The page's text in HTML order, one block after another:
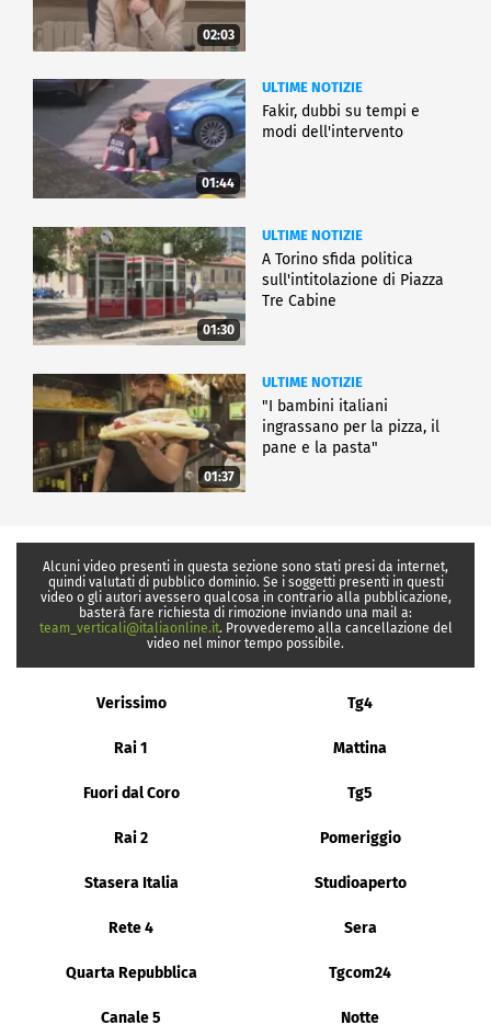
02:03
01:44
ULTIME NOTIZIE
Fakir, dubbi su tempi e
modi dell'intervento
01:30
ULTIME NOTIZIE
A Torino sfida politica
sull'intitolazione di Piazza
Tre Cabine
01:37
ULTIME NOTIZIE
"I bambini italiani
ingrassano per la pizza, il
pane e la pasta"
Alcuni video presenti in questa sezione sono stati presi da internet,
quindi valutati di pubblico dominio. Se i soggetti presenti in questi
video o gli autori avessero qualcosa in contrario alla pubblicazione,
basterà fare richiesta di rimozione inviando una mail a:
team_verticali@italiaonline.it. Provvederemo alla cancellazione del
video nel minor tempo possibile.
Verissimo Tg4
Rai 1 Mattina
Fuori dal Coro Tg5
Rai 2 Pomeriggio
Stasera Italia Studioaperto
Rete 4 Sera
Quarta Repubblica Tgcom24
Canale 5 Notte